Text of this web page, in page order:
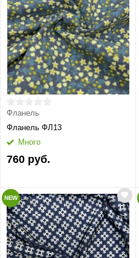
Фланель
Фланель ФЛ13
Много
760 руб.
NEW